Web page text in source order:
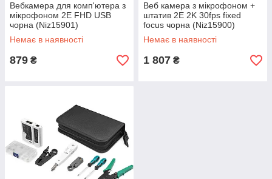
Вебкамера для комп'ютера з
мікрофоном 2E FHD USB
чорна (Niz15901)
Немає в наявності
879 ₴
Веб камера з мікрофоном +
штатив 2E 2K 30fps fixed
focus чорна (Niz15900)
Немає в наявності
1 807 ₴